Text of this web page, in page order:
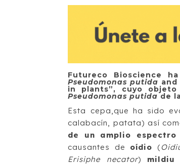
Futureco Bioscience
Pseudomonas putida
in plants”, cuyo
Pseudomonas putidade
Esta cepa,que ha sido
calabacín, patata) así
de un amplio espectro
causantes de oídio (
Erisiphe necator) mildiu